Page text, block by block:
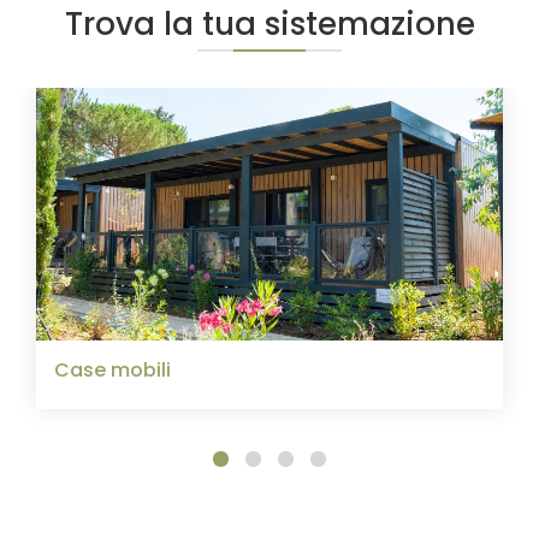
Trova la tua sistemazione
Case mobili